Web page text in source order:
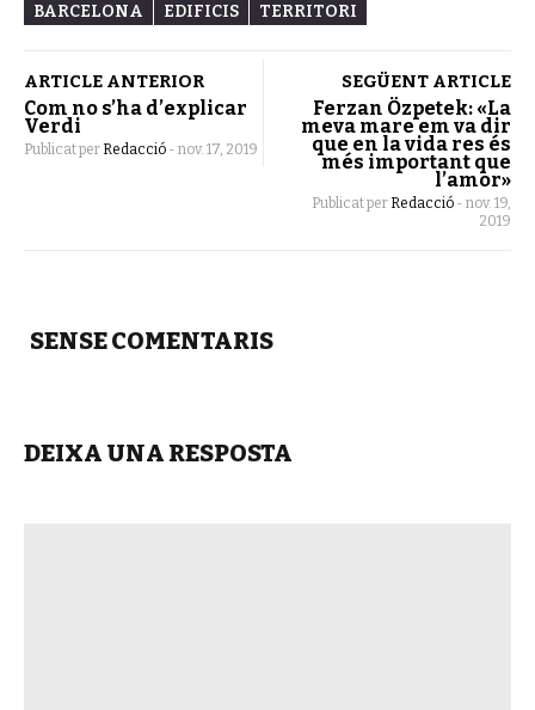
BARCELONA
EDIFICIS TERRITORI
ARTICLE ANTERIOR
Com no s’ha d’explicar
Verdi
Publicat per Redacció - nov. 17, 2019
SEGÜENT ARTICLE
Ferzan Özpetek: «La
meva mare em va dir
que en la vida res és
més important que
l’amor»
Publicat per Redacció - nov. 19,
2019
SENSE COMENTARIS
DEIXA UNA RESPOSTA